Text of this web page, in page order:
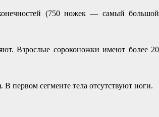
(750 ножек — самый большой
Взрослые сороконожки имеют более 20
первом сегменте тела отсутствуют ноги.